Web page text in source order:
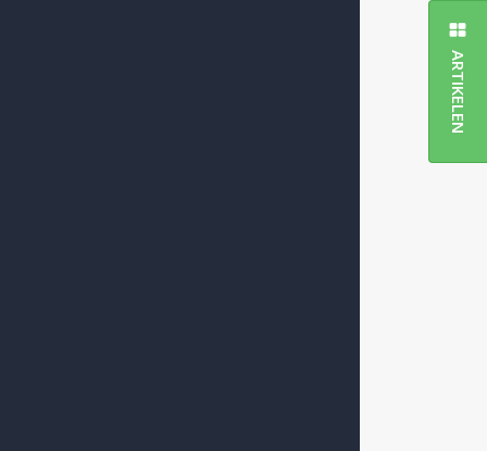
ARTIKELEN